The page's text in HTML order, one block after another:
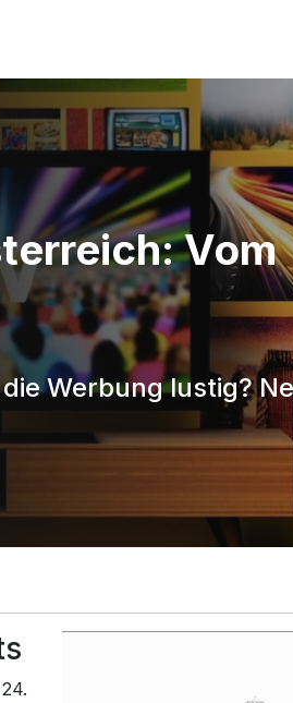
Vom
Werbung lustig?